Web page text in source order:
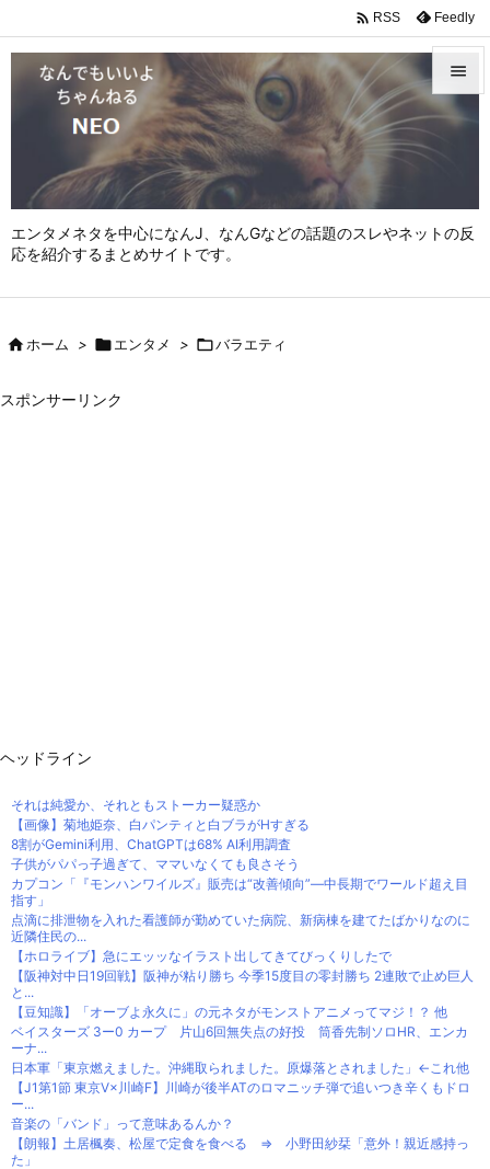
エンタメネタを中心になんJ、なんGなどの話題のスレやネットの反
応を紹介するまとめサイトです。



 RSS Feedly
ホーム > エンタメ > バラエティ
スポンサーリンク
ヘッドライン
それは純愛か、それともストーカー疑惑か
【画像】菊地姫奈、白パンティと白ブラがHすぎる
8割がGemini利用、ChatGPTは68% AI利用調査
子供がパパっ子過ぎて、ママいなくても良さそう
カプコン「『モンハンワイルズ』販売は“改善傾向”―中長期でワールド超え目
指す」
点滴に排泄物を入れた看護師が勤めていた病院、新病棟を建てたばかりなのに
近隣住民の...
【ホロライブ】急にエッッなイラスト出してきてびっくりしたで
【阪神対中日19回戦】阪神が粘り勝ち 今季15度目の零封勝ち 2連敗で止め巨人
と...
【豆知識】「オーブよ永久に」の元ネタがモンストアニメってマジ！？ 他
ベイスターズ 3ー0 カープ 片山6回無失点の好投 筒香先制ソロHR、エンカ
ーナ...
日本軍「東京燃えました。沖縄取られました。原爆落とされました」←これ他
【J1第1節 東京V×川崎F】川崎が後半ATのロマニッチ弾で追いつき辛くもドロ
ー...
音楽の「バンド」って意味あるんか？
【朗報】土居楓奏、松屋で定食を食べる ⇒ 小野田紗栞「意外！親近感持っ
た」